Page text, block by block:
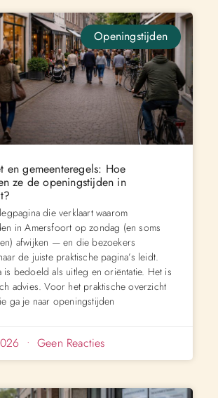
Openingstijden
en gemeenteregels: Hoe
ze de openingstijden in
die verklaart waarom
in Amersfoort op zondag (en soms
afwijken — en die bezoekers
de juiste praktische pagina’s leidt.
is bedoeld als uitleg en oriëntatie. Het is
advies. Voor het praktische overzicht
ga je naar openingstijden
Geen Reacties